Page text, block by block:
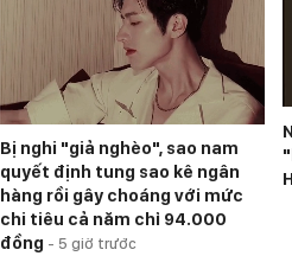
Bị nghi "giả nghèo", sao nam
quyết định tung sao kê ngân
hàng rồi gây choáng với mức
chi tiêu cả năm chỉ 94.000
đồng - 5 giờ trước